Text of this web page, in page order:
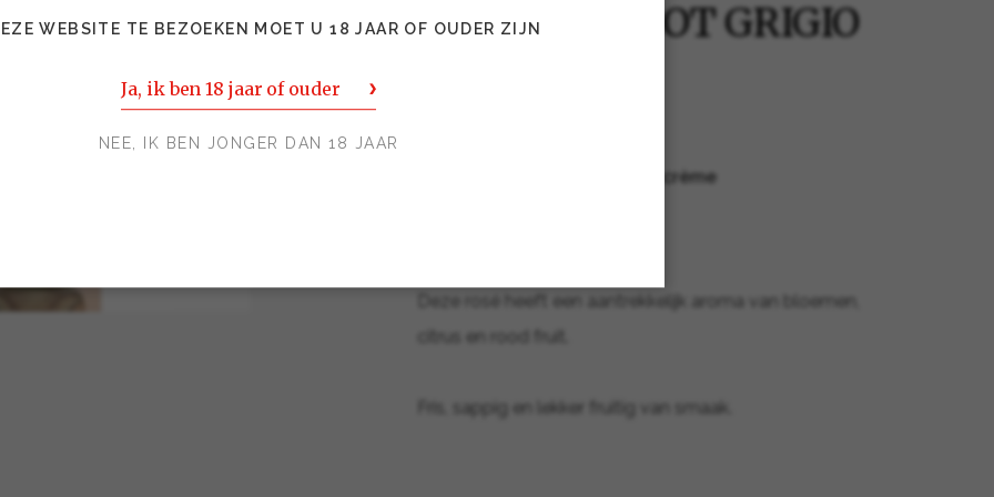
SARTORI PINOT GRIGIO
Pomodori tomaat | tomaten crème
Deze rosé heeft een aantrekkelijk aroma van bloemen,
citrus en rood fruit.
Fris, sappig en lekker fruitig van smaak.
WEBSITE TE BEZOEKEN MOET U 18 JAAR OF OUDER ZIJN
Ja, ik ben 18 jaar of ouder
NEE, IK BEN JONGER DAN 18 JAAR